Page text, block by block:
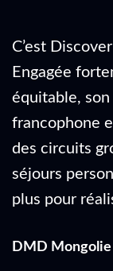
C’est
Engagée
équitable,
francophone
des circuits
séjours
plus pour
DMD Mongolie